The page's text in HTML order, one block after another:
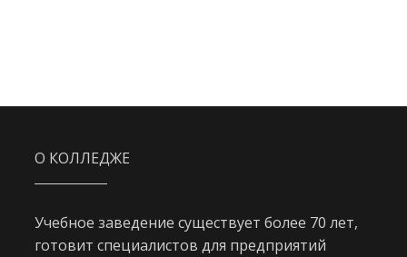
О КОЛЛЕДЖЕ
Учебное заведение существует более 70 лет,
готовит специалистов для предприятий